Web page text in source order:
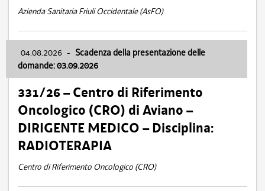
Azienda Sanitaria Friuli Occidentale (AsFO)
04.08.2026 - Scadenza della presentazione delle
domande: 03.09.2026
331/26 – Centro di Riferimento
Oncologico (CRO) di Aviano –
DIRIGENTE MEDICO – Disciplina:
RADIOTERAPIA
Centro di Riferimento Oncologico (CRO)